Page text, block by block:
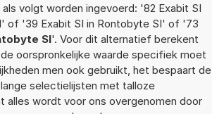
volgt worden ingevoerd: '82 Exabit SI
of '39 Exabit SI in Rontobyte SI' of '73
SI'. Voor dit alternatief berekent
oorspronkelijke waarde specifiek moet
men ook gebruikt, het bespaart de
selectielijsten met talloze
alles wordt voor ons overgenomen door